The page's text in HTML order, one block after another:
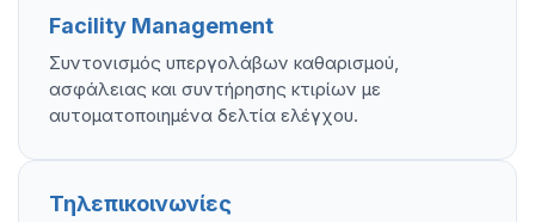
Facility Management
Συντονισμός υπεργολάβων καθαρισμού,
ασφάλειας και συντήρησης κτιρίων με
αυτοματοποιημένα δελτία ελέγχου.
Τηλεπικοινωνίες